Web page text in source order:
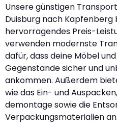
Unsere günstigen
Duisburg nach Kapfenberg
hervorragendes Preis-
verwenden modernste
dafür, dass deine Möbel
Gegenstände sicher und
ankommen. Außerdem
wie das Ein- und
demontage sowie die
Verpackungsmaterialien an.